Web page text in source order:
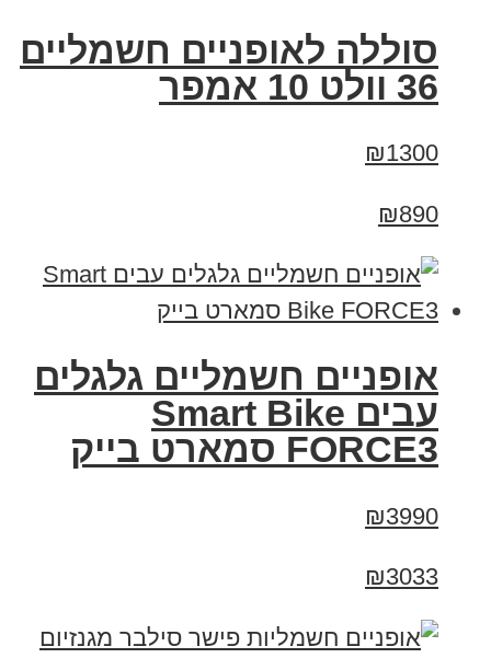
סוללה לאופניים חשמליים
36 וולט 10 אמפר
₪1300
₪890
אופניים חשמליים גלגלים
עבים Smart Bike
FORCE3 סמארט בייק
₪3990
₪3033